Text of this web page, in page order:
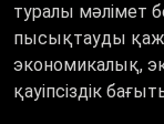
туралы мәлімет
пысықтауды
экономикалық,
қауіпсіздік